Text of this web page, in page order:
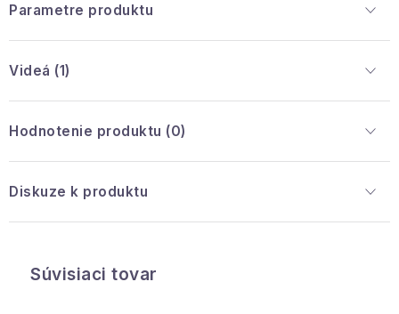
Parametre produktu
Videá (1)
Hodnotenie produktu (0)
Diskuze k produktu
Súvisiaci tovar